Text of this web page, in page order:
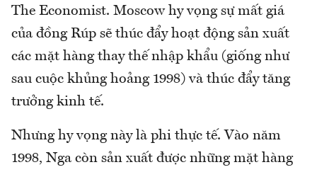
The Economist. Moscow hy vọng sự mất giá
của đồng Rúp sẽ thúc đẩy hoạt động sản xuất
các mặt hàng thay thế nhập khẩu (giống như
sau cuộc khủng hoảng 1998) và thúc đẩy tăng
trưởng kinh tế.
Nhưng hy vọng này là phi thực tế. Vào năm
1998, Nga còn sản xuất được những mặt hàng